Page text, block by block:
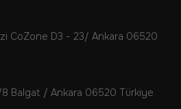
CoZone D3 - 23/ Ankara 06520
8 Balgat / Ankara 06520 Türkiye